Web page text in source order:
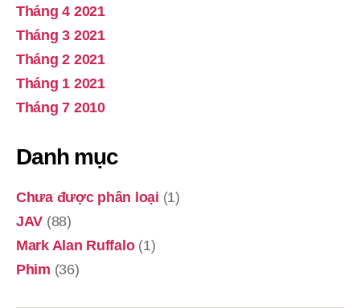
Tháng 4 2021
Tháng 3 2021
Tháng 2 2021
Tháng 1 2021
Tháng 7 2010
Danh mục
Chưa được phân loại (1)
JAV (88)
Mark Alan Ruffalo(1)
Phim (36)